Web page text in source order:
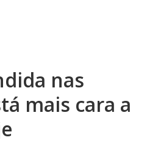
nas
mais cara a